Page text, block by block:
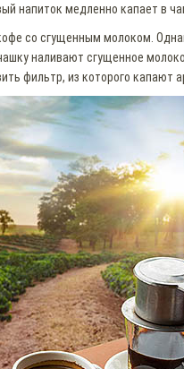
напиток медленно капает в
со сгущенным молоком.
наливают сгущенное
фильтр, из которого капают